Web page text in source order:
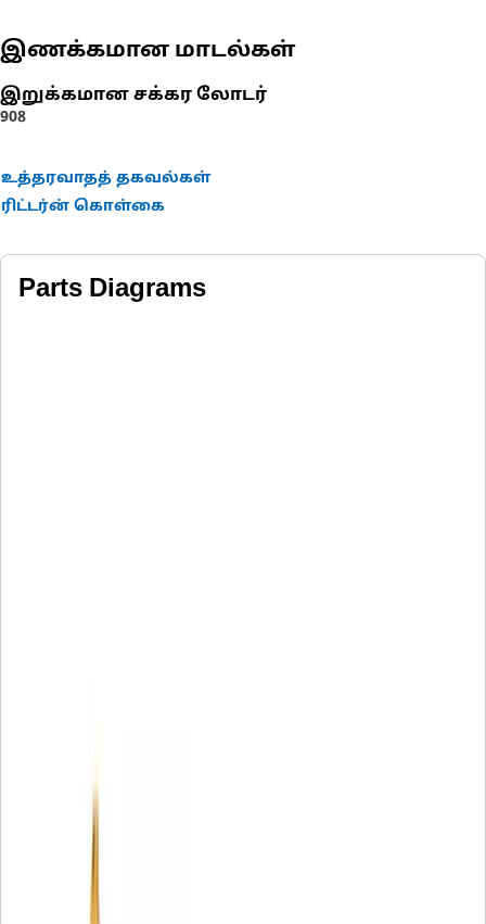
இணக்கமான மாடல்கள்
இறுக்கமான சக்கர லோடர்
908
உத்தரவாதத் தகவல்கள்
ரிட்டர்ன் கொள்கை
Parts Diagrams